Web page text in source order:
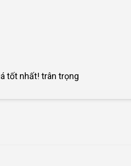
tốt nhất! trân trọng